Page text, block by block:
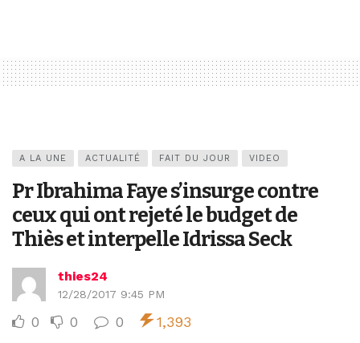
A LA UNE ACTUALITÉ FAIT DU JOUR VIDEO
Pr Ibrahima Faye s’insurge contre
ceux qui ont rejeté le budget de
Thiès et interpelle Idrissa Seck
thies24
12/28/2017 9:45 PM
0 0 0 1,393